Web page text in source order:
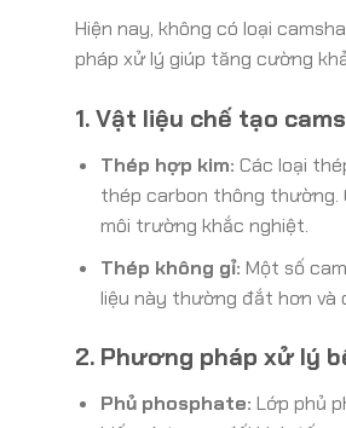
Hiện nay, không có loại
pháp xử lý giúp tăng cường
1. Vật liệu chế tạo
Thép hợp kim: Các loại
thép carbon thông
môi trường khắc nghiệt.
Thép không gỉ: Một số
liệu này thường đắt hơn và
2. Phương pháp xử lý
Phủ phosphate: Lớp phủ